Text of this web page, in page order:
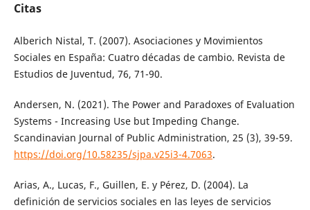
Citas
Alberich Nistal, T. (2007). Asociaciones y Movimientos
Sociales en España: Cuatro décadas de cambio. Revista de
Estudios de Juventud, 76, 71-90.
Andersen, N. (2021). The Power and Paradoxes of Evaluation
Systems - Increasing Use but Impeding Change.
Scandinavian Journal of Public Administration, 25 (3), 39-59.
https://doi.org/10.58235/sjpa.v25i3-4.7063.
Arias, A., Lucas, F., Guillen, E. y Pérez, D. (2004). La
definición de servicios sociales en las leyes de servicios